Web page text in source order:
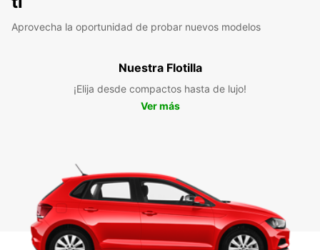
Aprovecha la oportunidad de probar nuevos modelos
Nuestra Flotilla
¡Elija desde compactos hasta de lujo!
Ver más